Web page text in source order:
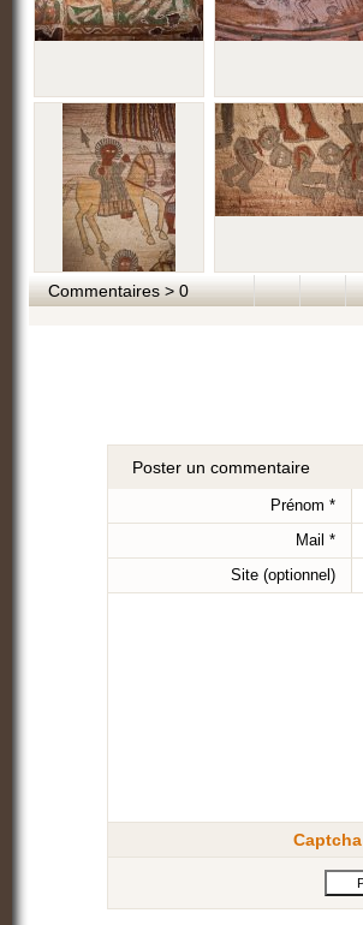
Commentaires > 0
Poster un commentaire
Prénom *
Mail *
Site (optionnel)
Captcha